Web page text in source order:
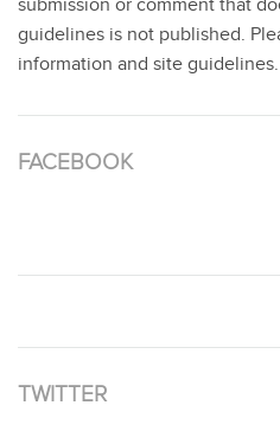
submission or comment that
guidelines is not published.
information and site guidelines.
FACEBOOK
TWITTER